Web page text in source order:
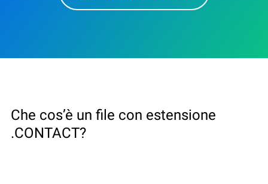
Che cos’è un file con estensione
.CONTACT?